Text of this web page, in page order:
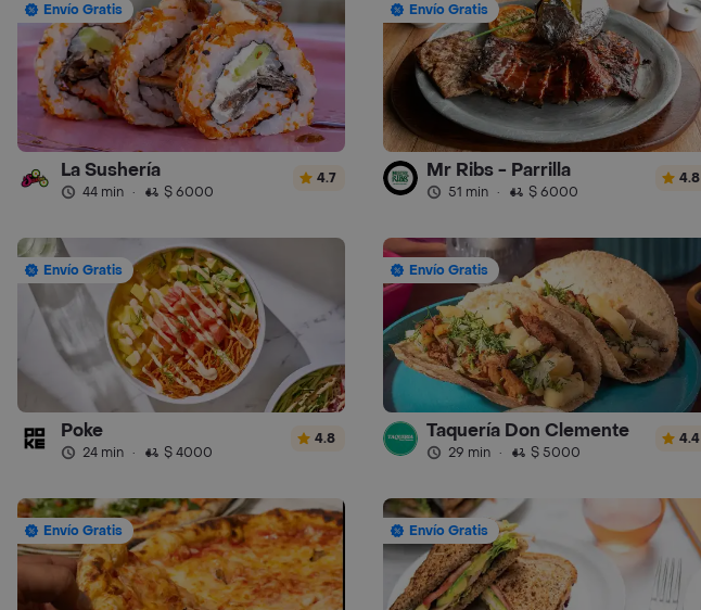
Envío Gratis
La Sushería
44 min · $ 6000
4.7
Envío Gratis
Mr Ribs - Parrilla
51 min · $ 6000
4.8
Envío Gratis
Poke
24 min · $ 4000
4.8
Envío Gratis
Taquería Don Clemente
29 min · $ 5000
4.4
Envío Gratis Envío Gratis